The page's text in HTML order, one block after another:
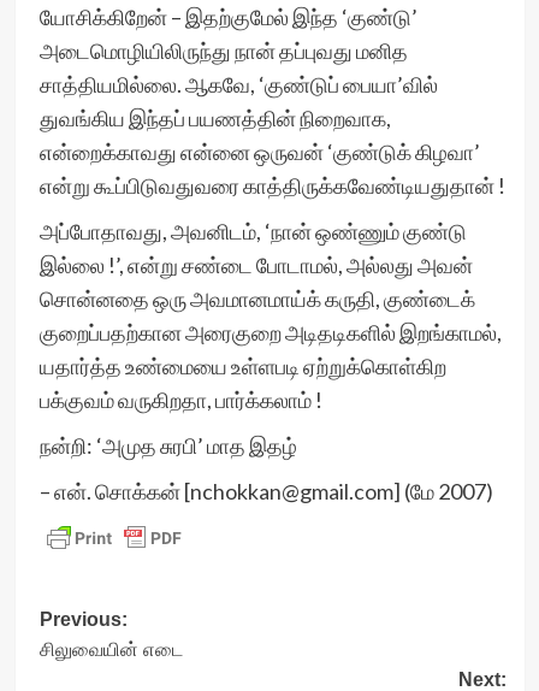
யோசிக்கிறேன் – இதற்குமேல் இந்த ‘குண்டு’
அடைமொழியிலிருந்து நான் தப்புவது மனித
சாத்தியமில்லை. ஆகவே, ‘குண்டுப் பையா’வில்
துவங்கிய இந்தப் பயணத்தின் நிறைவாக,
என்றைக்காவது என்னை ஒருவன் ‘குண்டுக் கிழவா’
என்று கூப்பிடுவதுவரை காத்திருக்கவேண்டியதுதான் !
அப்போதாவது, அவனிடம், ‘நான் ஒண்ணும் குண்டு
இல்லை !’, என்று சண்டை போடாமல், அல்லது அவன்
சொன்னதை ஒரு அவமானமாய்க் கருதி, குண்டைக்
குறைப்பதற்கான அரைகுறை அடிதடிகளில் இறங்காமல்,
யதார்த்த உண்மையை உள்ளபடி ஏற்றுக்கொள்கிற
பக்குவம் வருகிறதா, பார்க்கலாம் !
நன்றி: ‘அமுத சுரபி’ மாத இதழ்
– என். சொக்கன் [nchokkan@gmail.com] (மே 2007)
Post
navigation
Previous:
சிலுவையின் எடை
Next: